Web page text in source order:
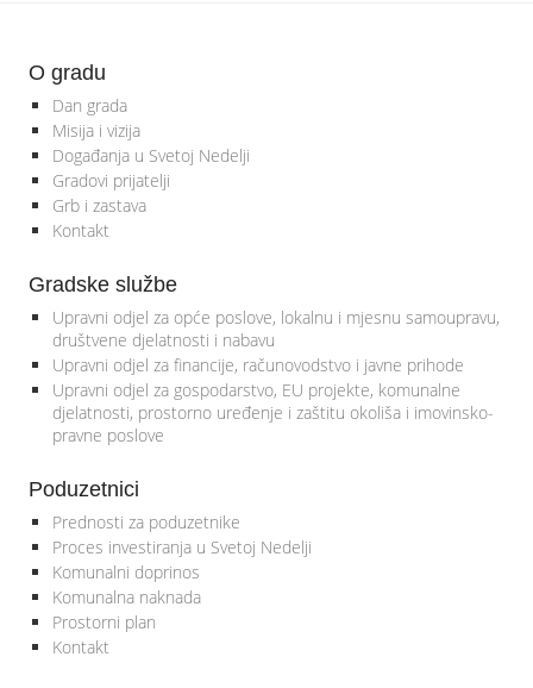
O gradu
Dan grada
Misija i vizija
Događanja u Svetoj Nedelji
Gradovi prijatelji
Grb i zastava
Kontakt
Gradske službe
Upravni odjel za opće poslove, lokalnu i mjesnu samoupravu,
društvene djelatnosti i nabavu
Upravni odjel za financije, računovodstvo i javne prihode
Upravni odjel za gospodarstvo, EU projekte, komunalne
djelatnosti, prostorno uređenje i zaštitu okoliša i imovinsko-
pravne poslove
Poduzetnici
Prednosti za poduzetnike
Proces investiranja u Svetoj Nedelji
Komunalni doprinos
Komunalna naknada
Prostorni plan
Kontakt